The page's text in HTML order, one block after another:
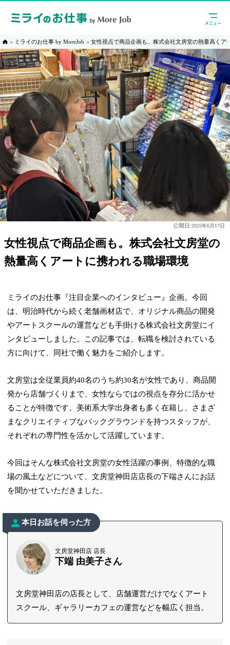
ミライのお仕事 by MoreJob 女性視点で商品企画も。株式会社文房堂の熱量高くア
公開日:2025年6月17日
女性視点で商品企画も。株式会社文房堂の
熱量高くアートに携われる職場環境
ミライのお仕事『注目企業へのインタビュー』企画。今回
は、明治時代から続く老舗画材店で、オリジナル商品の開発
やアートスクールの運営なども手掛ける株式会社文房堂にイ
ンタビューしました。この記事では、転職を検討されている
方に向けて、同社で働く魅力をご紹介します。
文房堂は全従業員約40名のうち約30名が女性であり、商品開
発から店舗づくりまで、女性ならではの視点を存分に活かせ
ることが特徴です。美術系大学出身者も多く在籍し、さまざ
まなクリエイティブなバックグラウンドを持つスタッフが、
それぞれの専門性を活かして活躍しています。
今回はそんな株式会社文房堂の女性活躍の事例、特徴的な職
場の風土などについて、文房堂神田店店長の下端さんにお話
を聞かせていただきました。
本日お話を伺った方
文房堂神田店 店長
下端 由美子さん
文房堂神田店の店長として、店舗運営だけでなくアート
スクール、ギャラリーカフェの運営などを幅広く担当。